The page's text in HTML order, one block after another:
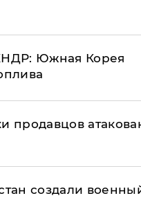
Южная Корея
продавцов
создали